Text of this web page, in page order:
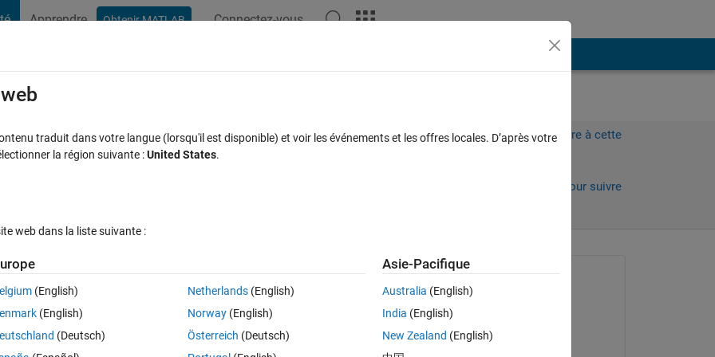
Apprendre Obtenir MATLAB Connectez-vous
R2014+
Connectez-vous pour répondre à cette
Connectez-vous pour suivre
on plots in MATLAB R2014+ versions. Before, one could edit the file
digits. Now that file no longer exists.
Paul Boschert
le 4 Jan 2016
traduit dans votre langue (lorsqu'il est disponible) et voir les événements et les offres locales. D’après votre
la région suivante :United States.
web dans la liste suivante :
(English)
(English)
(Deutsch)
Netherlands(English)
Norway(English)
Österreich (Deutsch)
Asie-Pacifique
Australia (English)
India (English)
New Zealand (English)